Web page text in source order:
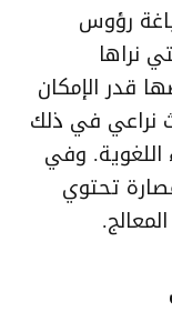
رؤوس
نراها
قدر الإمكان
نراعي في ذلك
اللغوية. وفي
تحتوي